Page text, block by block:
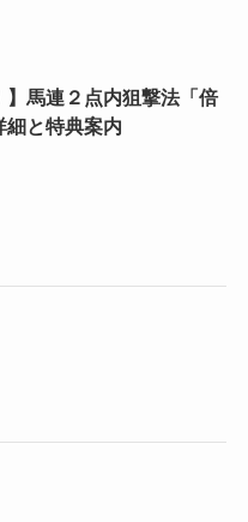
】馬連２点内狙撃法「倍
と特典案内